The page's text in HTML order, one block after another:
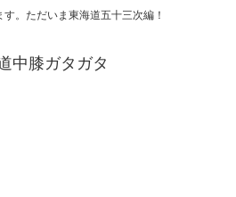
。ただいま東海道五十三次編！
中膝ガタガタ